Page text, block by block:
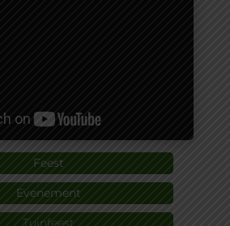
Feest
Evenement
Tuinfeest